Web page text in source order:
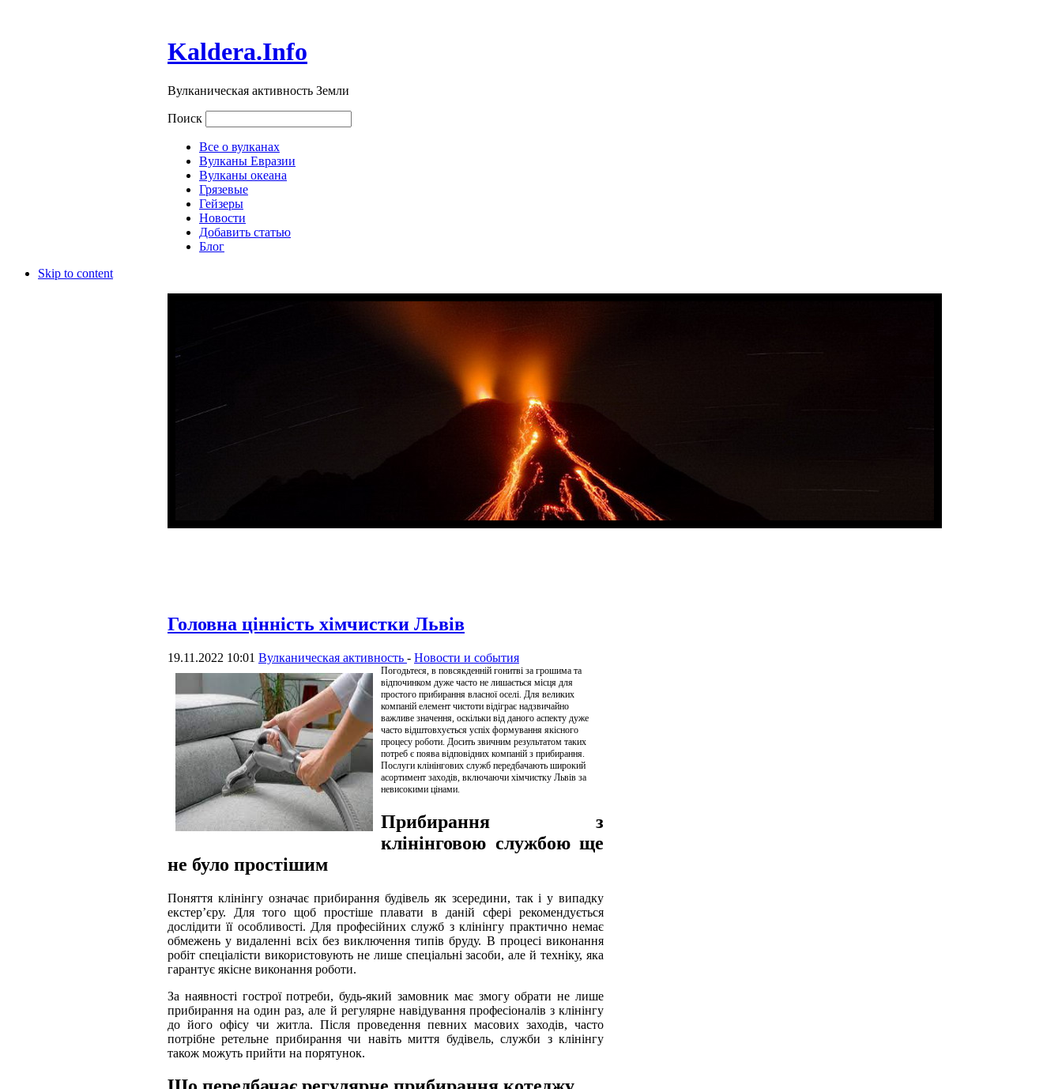
Kaldera.Info
Вулканическая активность Земли
Поиск
Все о вулканах
Вулканы Евразии
Вулканы океана
Грязевые
Гейзеры
Новости
Добавить статью
Блог
Skip to content
Головна цінність хімчистки Львів
19.11.2022 10:01 Вулканическая активность - Новости и события
Погодьтеся, в повсякденній гонитві за грошима та
відпочинком дуже часто не лишається місця для
простого прибирання власної оселі. Для великих
компаній елемент чистоти відіграє надзвичайно
важливе значення, оскільки від даного аспекту дуже
часто відштовхується успіх формування якісного
процесу роботи. Досить звичним результатом таких
потреб є поява відповідних компаній з прибирання.
Послуги клінінгових служб передбачають широкий
асортимент заходів, включаючи хімчистку Львів за
невисокими цінами.
Прибирання з
клінінговою службою ще
не було простішим
Поняття клінінгу означає прибирання будівель як зсередини, так і у випадку
екстер’єру. Для того щоб простіше плавати в даній сфері рекомендується
дослідити її особливості. Для професійних служб з клінінгу практично немає
обмежень у видаленні всіх без виключення типів бруду. В процесі виконання
робіт спеціалісти використовують не лише спеціальні засоби, але й техніку, яка
гарантує якісне виконання роботи.
За наявності гострої потреби, будь-який замовник має змогу обрати не лише
прибирання на один раз, але й регулярне навідування професіоналів з клінінгу
до його офісу чи житла. Після проведення певних масових заходів, часто
потрібне ретельне прибирання чи навіть миття будівель, служби з клінінгу
також можуть прийти на порятунок.